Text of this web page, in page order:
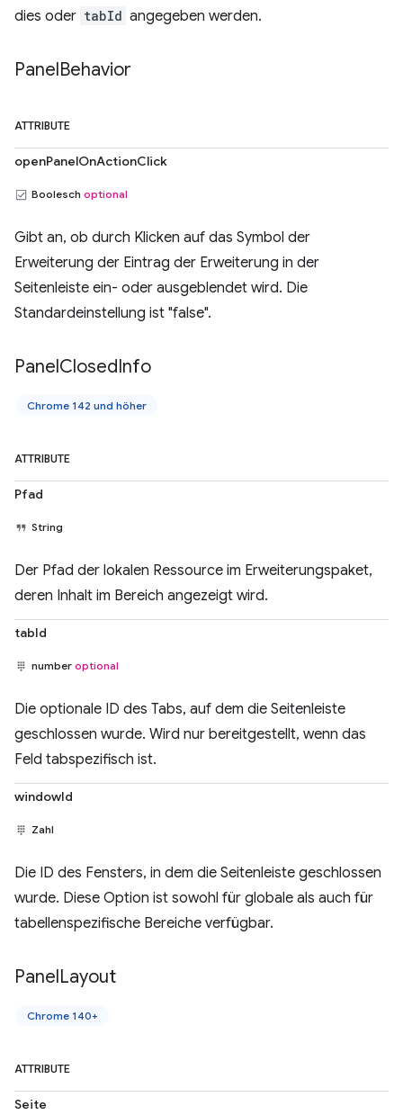
dies oder tabId angegeben werden.
PanelBehavior
ATTRIBUTE
openPanelOnActionClick
Boolesch optional
Gibt an, ob durch Klicken auf das Symbol der
Erweiterung der Eintrag der Erweiterung in der
Seitenleiste ein- oder ausgeblendet wird. Die
Standardeinstellung ist "false".
PanelClosedInfo
Chrome 142 und höher
ATTRIBUTE
Pfad
String
Der Pfad der lokalen Ressource im Erweiterungspaket,
deren Inhalt im Bereich angezeigt wird.
tabId
number optional
Die optionale ID des Tabs, auf dem die Seitenleiste
geschlossen wurde. Wird nur bereitgestellt, wenn das
Feld tabspezifisch ist.
windowId
Zahl
Die ID des Fensters, in dem die Seitenleiste geschlossen
wurde. Diese Option ist sowohl für globale als auch für
tabellenspezifische Bereiche verfügbar.
PanelLayout
Chrome 140+
ATTRIBUTE
Seite